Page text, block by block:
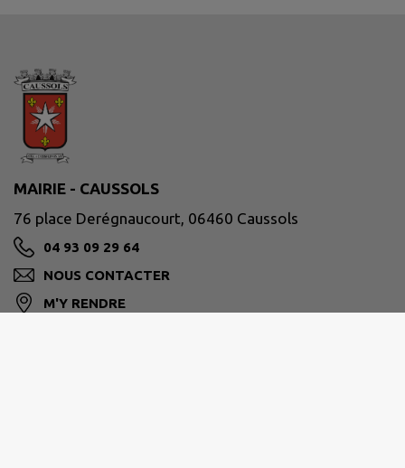
MAIRIE - CAUSSOLS
76 place Derégnaucourt, 06460 Caussols
04 93 09 29 64
NOUS CONTACTER
M'Y RENDRE